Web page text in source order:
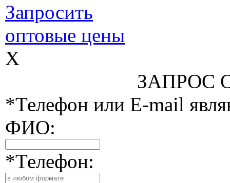
Запросить
оптовые цены
X
ЗАПРОС
*Телефон или E-mail
ФИО:
*Телефон: